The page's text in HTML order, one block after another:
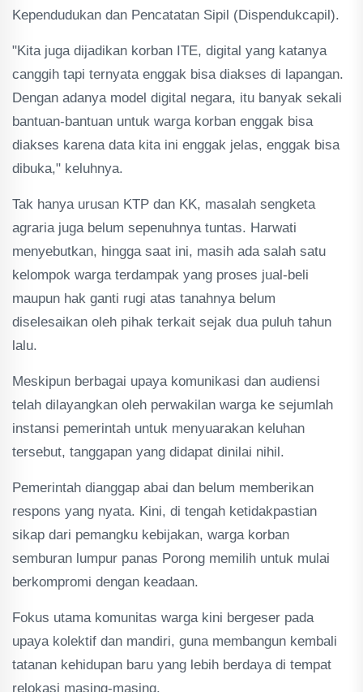
Kependudukan dan Pencatatan Sipil (Dispendukcapil).
"Kita juga dijadikan korban ITE, digital yang katanya
canggih tapi ternyata enggak bisa diakses di lapangan.
Dengan adanya model digital negara, itu banyak sekali
bantuan-bantuan untuk warga korban enggak bisa
diakses karena data kita ini enggak jelas, enggak bisa
dibuka," keluhnya.
Tak hanya urusan KTP dan KK, masalah sengketa
agraria juga belum sepenuhnya tuntas. Harwati
menyebutkan, hingga saat ini, masih ada salah satu
kelompok warga terdampak yang proses jual-beli
maupun hak ganti rugi atas tanahnya belum
diselesaikan oleh pihak terkait sejak dua puluh tahun
lalu.
Meskipun berbagai upaya komunikasi dan audiensi
telah dilayangkan oleh perwakilan warga ke sejumlah
instansi pemerintah untuk menyuarakan keluhan
tersebut, tanggapan yang didapat dinilai nihil.
Pemerintah dianggap abai dan belum memberikan
respons yang nyata. Kini, di tengah ketidakpastian
sikap dari pemangku kebijakan, warga korban
semburan lumpur panas Porong memilih untuk mulai
berkompromi dengan keadaan.
Fokus utama komunitas warga kini bergeser pada
upaya kolektif dan mandiri, guna membangun kembali
tatanan kehidupan baru yang lebih berdaya di tempat
relokasi masing-masing.